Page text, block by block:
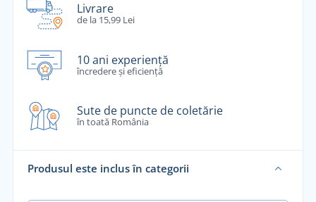
Livrare
de la 15,99 Lei
10 ani experiență
încredere și eficiență
Sute de puncte de coletărie
în toată România
Produsul este inclus în categorii